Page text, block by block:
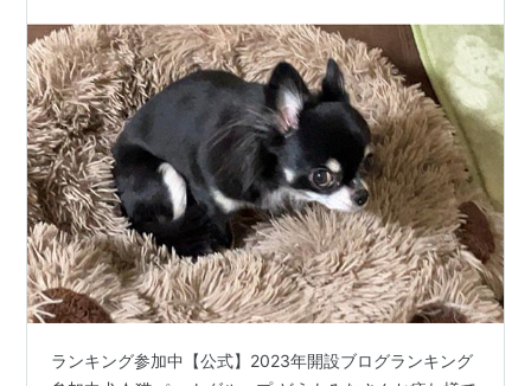
ランキング参加中【公式】2023年開設ブログランキング